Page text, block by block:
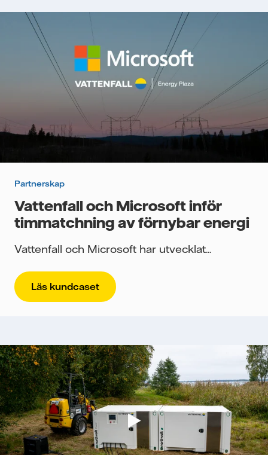
Partnerskap
Vattenfall och Microsoft inför
timmatchning av förnybar energi
Vattenfall och Microsoft har utvecklat...
Läs kundcaset